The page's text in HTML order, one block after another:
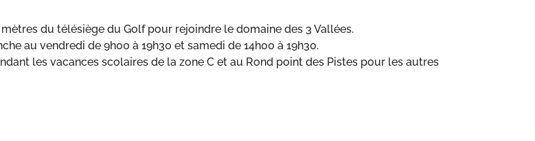
du télésiège du Golf pour rejoindre le domaine des 3 Vallées.
au vendredi de 9h00 à 19h30 et samedi de 14h00 à 19h30.
les vacances scolaires de la zone C et au Rond point des Pistes pour les autres